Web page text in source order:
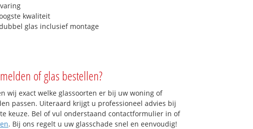
kwaliteit
glas inclusief montage
of glas bestellen?
wij exact welke glassoorten er bij uw woning of
passen. Uiteraard krijgt u professioneel advies bij
keuze. Bel of vul onderstaand contactformulier in of
. Bij ons regelt u uw glasschade snel en eenvoudig!